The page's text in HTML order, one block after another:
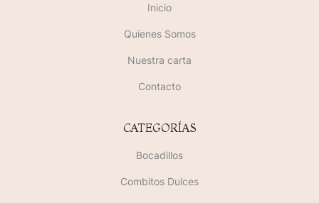
Inicio
Quienes Somos
Nuestra carta
Contacto
CATEGORÍAS
Bocadillos
Combitos Dulces